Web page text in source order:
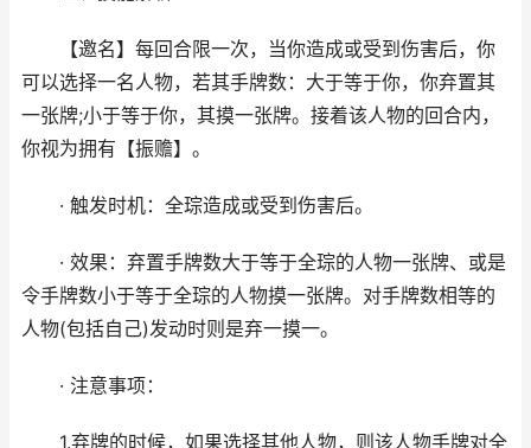
【邀名】每回合限一次，当你造成或受到伤害后，你
可以选择一名人物，若其手牌数：大于等于你，你弃置其
一张牌;小于等于你，其摸一张牌。接着该人物的回合内，
你视为拥有【振赡】。
· 触发时机：全琮造成或受到伤害后。
· 效果：弃置手牌数大于等于全琮的人物一张牌、或是
令手牌数小于等于全琮的人物摸一张牌。对手牌数相等的
人物(包括自己)发动时则是弃一摸一。
· 注意事项：
1.弃牌的时候，如果选择其他人物，则该人物手牌对全